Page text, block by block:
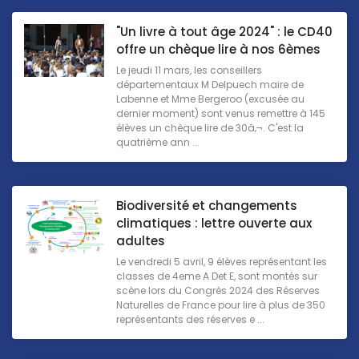
"Un livre à tout âge 2024" : le CD40
offre un chèque lire à nos 6èmes
Le jeudi 11 mars, les conseillers
départementaux M Delpuech maire de
Labenne et Mme Bergeroo (excusée au
dernier moment) sont venus remettre à 145
élèves un chèque lire de 30â‚¬. C'est la
quatrième ann ...
Biodiversité et changements
climatiques : lettre ouverte aux
adultes
Le vendredi 5 avril, 9 élèves représentant les
classes de 4eme A Det E, sont montés sur
scène lors du Congrès 2024 des Réserves
Naturelles de France pour lire à plus de 350
représentants des réserves e ...